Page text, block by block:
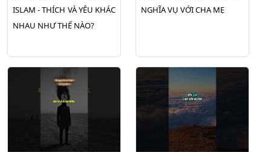
ISLAM - THÍCH VÀ YÊU KHÁC
NHAU NHƯ THẾ NÀO?
NGHĨA VỤ VỚI CHA MẸ